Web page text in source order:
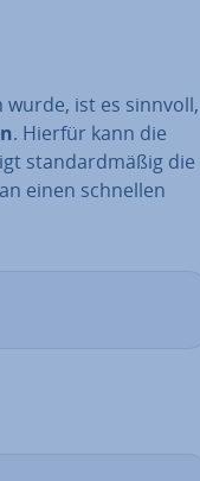
ist es sinnvoll,
. Hierfür kann die
stan­dard­mä­ßig die
einen schnellen